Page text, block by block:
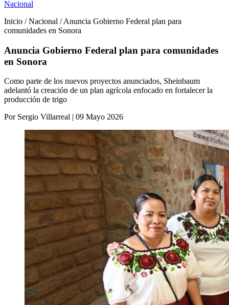
Nacional
Inicio / Nacional / Anuncia Gobierno Federal plan para
comunidades en Sonora
Anuncia Gobierno Federal plan para comunidades
en Sonora
Como parte de los nuevos proyectos anunciados, Sheinbaum
adelantó la creación de un plan agrícola enfocado en fortalecer la
producción de trigo
Por Sergio Villarreal | 09 Mayo 2026